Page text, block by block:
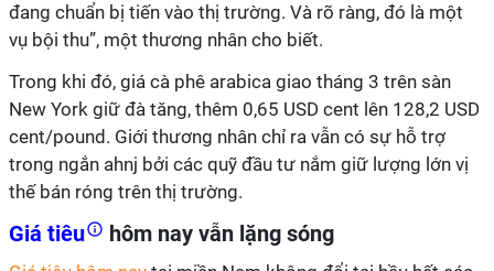
đang chuẩn bị tiến vào thị trường. Và rõ ràng, đó là một
vụ bội thu”, một thương nhân cho biết.
Trong khi đó, giá cà phê arabica giao tháng 3 trên sàn
New York giữ đà tăng, thêm 0,65 USD cent lên 128,2 USD
cent/pound. Giới thương nhân chỉ ra vẫn có sự hỗ trợ
trong ngắn ahnj bởi các quỹ đầu tư nắm giữ lượng lớn vị
thế bán róng trên thị trường.
Giá tiêu hôm nay vẫn lặng sóng